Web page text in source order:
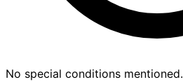
No special conditions mentioned.